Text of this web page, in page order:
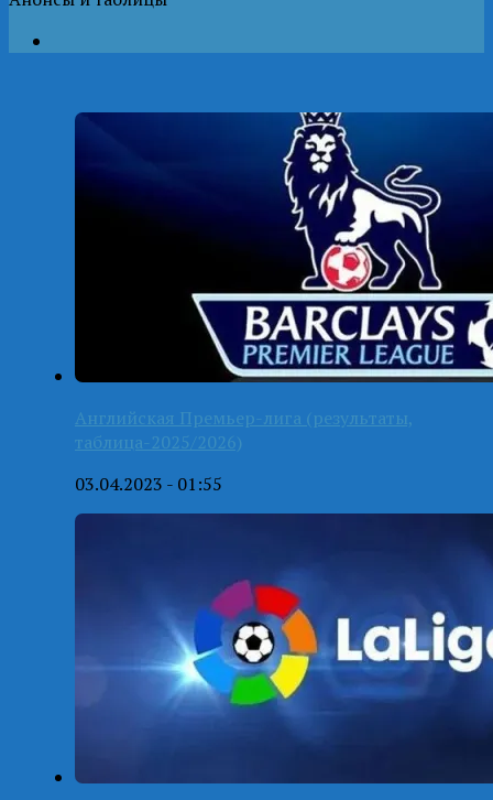
Английская Премьер-лига (результаты,
таблица-2025/2026)
03.04.2023 - 01:55